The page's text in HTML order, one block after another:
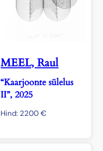
MEEL, Raul
“Kaarjoonte sülelus
II”, 2025
Hind: 2200€